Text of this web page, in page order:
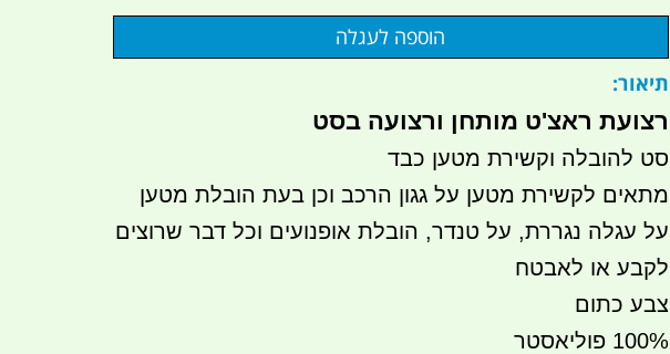
תיאור:
רצועת ראצ'ט מותחן ורצועה בסט
סט להובלה וקשירת מטען כבד
מתאים לקשירת מטען על גגון הרכב וכן בעת הובלת מטען
על עגלה נגררת, על טנדר, הובלת אופנועים וכל דבר שרוצים
לקבע או לאבטח
צבע כתום
100% פוליאסטר